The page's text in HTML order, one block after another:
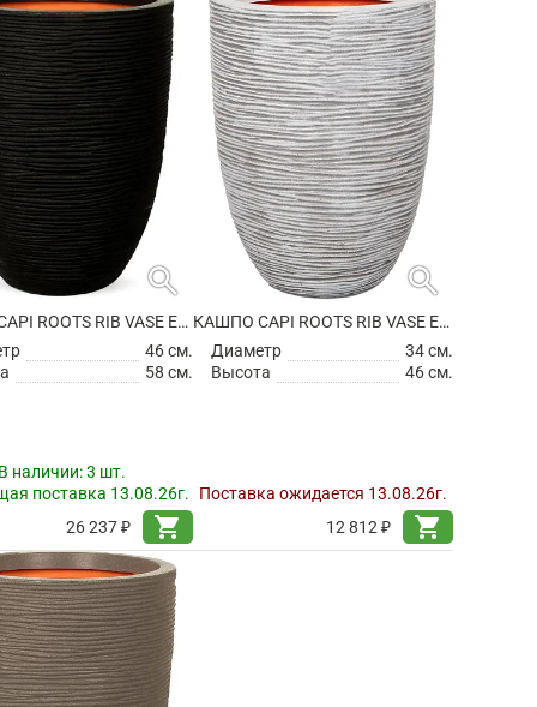
search
КАШПО CAPI ROOTS RIB VASE ELEGANT LOW BLACK
46 см.
58 см.
наличии:3 шт.
поставка 13.08.26г.
26 237 ₽
shopping_cart
search
КАШПО CAPI ROOTS RIB VASE ELEGANT LOW IVORY
Диаметр
34 см.
Высота
46 см.
Поставка ожидается 13.08.26г.
12 812 ₽
shopping_cart